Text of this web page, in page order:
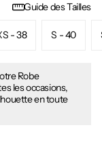
Guide des Tailles
- 38 S - 40
Robe
les occasions,
en toute